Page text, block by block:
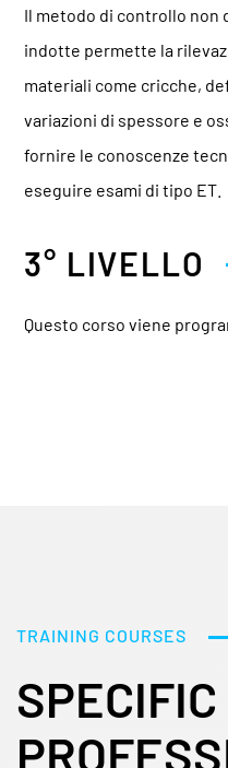
Il metodo di controllo
indotte permette la
materiali come cricche,
variazioni di spessore e
fornire le conoscenze
eseguire esami di tipo ET.
3° LIVELLO
Questo corso viene
TRAINING COURSES